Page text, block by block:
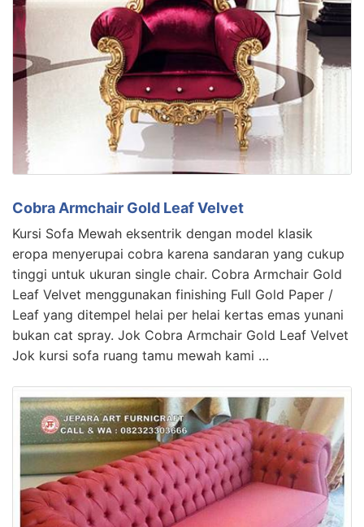
Cobra Armchair Gold Leaf Velvet
Kursi Sofa Mewah eksentrik dengan model klasik
eropa menyerupai cobra karena sandaran yang cukup
tinggi untuk ukuran single chair. Cobra Armchair Gold
Leaf Velvet menggunakan finishing Full Gold Paper /
Leaf yang ditempel helai per helai kertas emas yunani
bukan cat spray. Jok Cobra Armchair Gold Leaf Velvet
Jok kursi sofa ruang tamu mewah kami …